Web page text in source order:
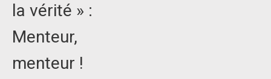
la vérité » :
Menteur,
menteur !